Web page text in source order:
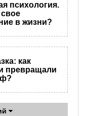
психология.
свое
в жизни?
как
превращали